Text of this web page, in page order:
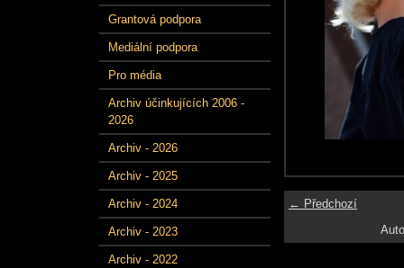
Grantová podpora
Mediální podpora
Pro média
Archiv účinkujících 2006 -
2026
Archiv - 2026
Archiv - 2025
Archiv - 2024
Archiv - 2023
Archiv - 2022
← Předchozí